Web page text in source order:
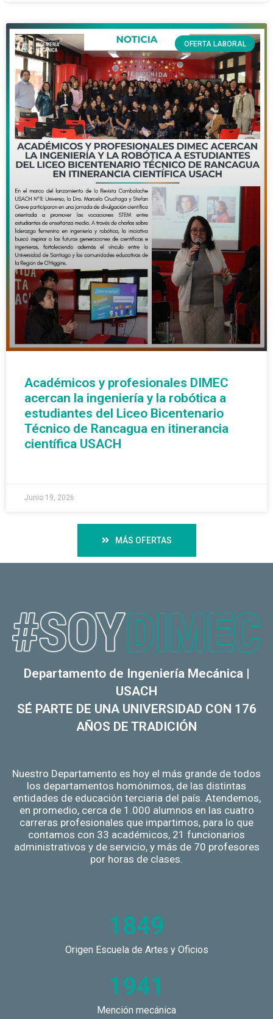
OFERTA LABORAL
Académicos y profesionales DIMEC
acercan la ingeniería y la robótica a
estudiantes del Liceo Bicentenario
Técnico de Rancagua en itinerancia
científica USACH
Junio 19, 2026
MÁS OFERTAS
Departamento de Ingeniería Mecánica |
USACH
SÉ PARTE DE UNA UNIVERSIDAD CON 176
AÑOS DE TRADICIÓN
Nuestro Departamento es hoy el más grande de todos
los departamentos homónimos, de las distintas
entidades de educación terciaria del país. Atendemos,
en promedio, cerca de 1.000 alumnos en las cuatro
carreras profesionales que impartimos, para lo que
contamos con 33 académicos, 21 funcionarios
administrativos y de servicio, y más de 70 profesores
por horas de clases.
Origen Escuela de Artes y Oficios
1849
Mención mecánica
1941